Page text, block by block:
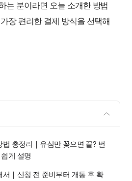
는 분이라면 오늘 소개한 방법
장 편리한 결제 방식을 선택해
총정리｜유심만 꽂으면 끝? 번
게 설명
｜신청 전 준비부터 개통 후 확